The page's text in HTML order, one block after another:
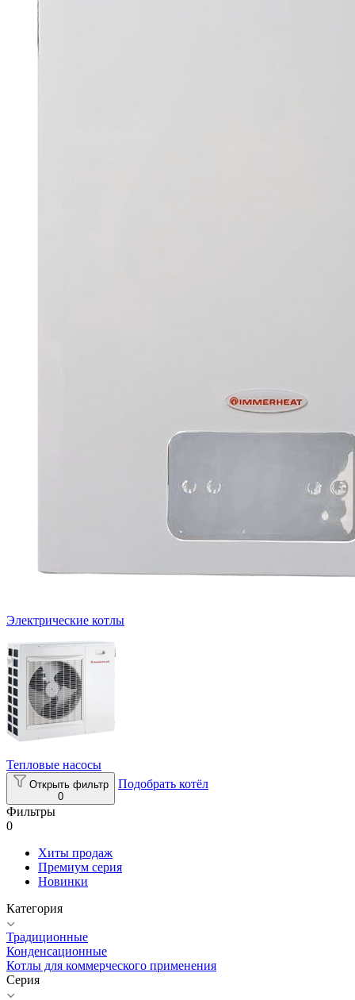
Электрические котлы
Тепловые насосы
Открыть фильтр
0
Подобрать котёл
Фильтры
0
Хиты продаж
Премиум серия
Новинки
Категория
Традиционные
Конденсационные
Котлы для коммерческого применения
Серия